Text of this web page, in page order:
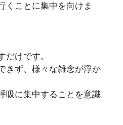
くことに集中を向けま
だけです。
きず、様々な雑念が浮か
吸に集中することを意識